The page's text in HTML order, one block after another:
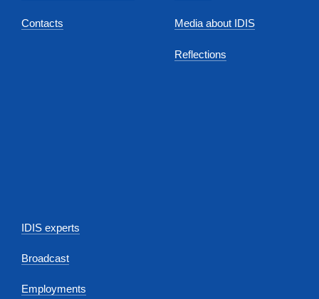
Contacts Media about IDIS
Reflections
IDIS experts
Broadcast
Employments